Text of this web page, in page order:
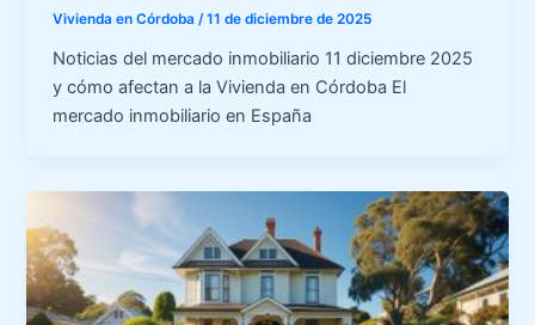
Vivienda en Córdoba /11 de diciembre de 2025
Noticias del mercado inmobiliario 11 diciembre 2025
y cómo afectan a la Vivienda en Córdoba El
mercado inmobiliario en España